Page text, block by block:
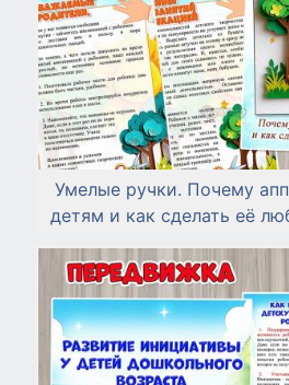
Умелые ручки. Почему
детям и как сделать её